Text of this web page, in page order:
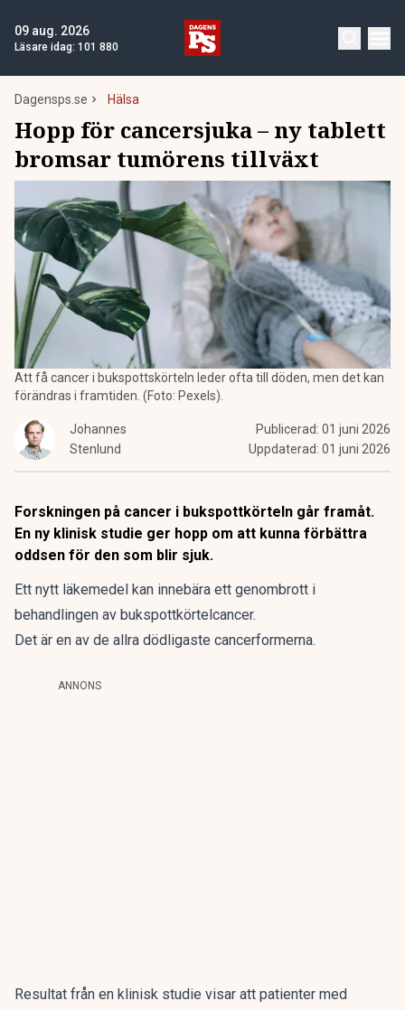
09 aug. 2026
Läsare idag: 101 880
Dagensps.se Hälsa
Hopp för cancersjuka – ny tablett
bromsar tumörens tillväxt
Att få cancer i bukspottskörteln leder ofta till döden, men det kan
förändras i framtiden. (Foto: Pexels).
Johannes
Stenlund
Publicerad: 01 juni 2026
Uppdaterad: 01 juni 2026
Forskningen på cancer i bukspottkörteln går framåt.
En ny klinisk studie ger hopp om att kunna förbättra
oddsen för den som blir sjuk.
Ett nytt läkemedel kan innebära ett genombrott i
behandlingen av bukspottkörtelcancer.
Det är en av de allra dödligaste cancerformerna.
ANNONS
Resultat från en klinisk studie visar att patienter med